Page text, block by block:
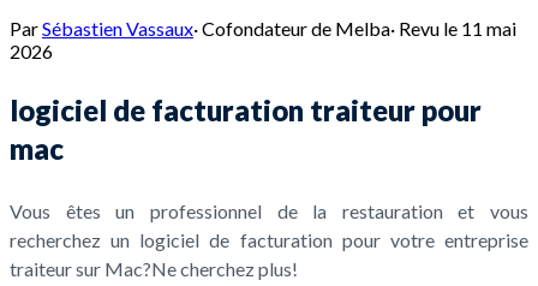
ParSébastien Vassaux·Cofondateur de Melba· Revu le 11 mai
2026
logiciel de facturation traiteur pour
mac
Vous êtes un professionnel de la restauration et vous
recherchez un logiciel de facturation pour votre entreprise
traiteur sur Mac?Ne cherchez plus!